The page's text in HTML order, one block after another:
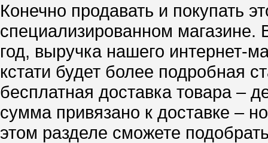
Конечно продавать и покупать
специализированном магазине.
год, выручка нашего интернет-
кстати будет более подробная
бесплатная доставка товара –
сумма привязано к доставке –
этом разделе сможете